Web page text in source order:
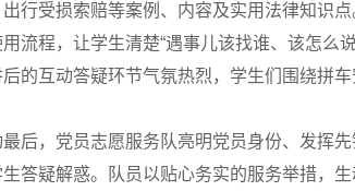
行受损索赔等案例、内容及实用法律知识
流程，让学生清楚“遇事儿该找谁、该怎么说
后的互动答疑环节气氛热烈，学生们围绕拼
最后，党员志愿服务队亮明党员身份、发挥
答疑解惑。队员以贴心务实的服务举措，